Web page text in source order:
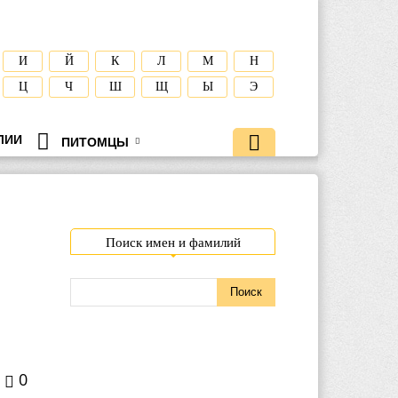
И Й К Л М
Н
Ц
Ч Ш Щ Ы Э
ПИТОМЦЫ
0
Поиск имен и фамилий